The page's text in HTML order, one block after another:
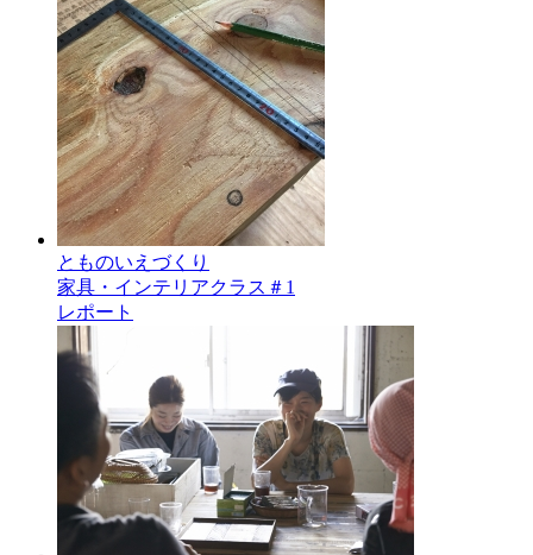
とものいえづくり
家具・インテリアクラス＃1
レポート